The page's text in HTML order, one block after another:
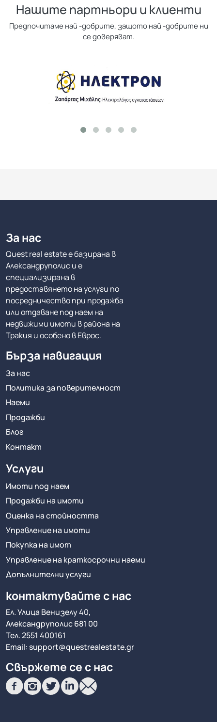
Нашите партньори и клиенти
Предпочитаме най -добрите, защото най -добрите ни
се доверяват.
За нас
Quest real estate е базирана в
Александруполис и е
специализирана в
предоставянето на услуги по
посредничество при продажба
или отдаване под наем на
недвижими имоти в района на
Тракия и особено в Еврос.
Бърза навигация
За нас
Политика за поверителност
Наеми
Продажби
Блог
Контакт
Услуги
Имоти под наем
Продажби на имоти
Оценка на стойността
Управление на имоти
Покупка на имот
Управление на краткосрочни наеми
Допълнителни услуги
контактувайте с нас
Ел. Улица Венизелу 40,
Александруполис 681 00
Тел.2551 400161
Email: support@questrealestate.gr
Свържете се с нас